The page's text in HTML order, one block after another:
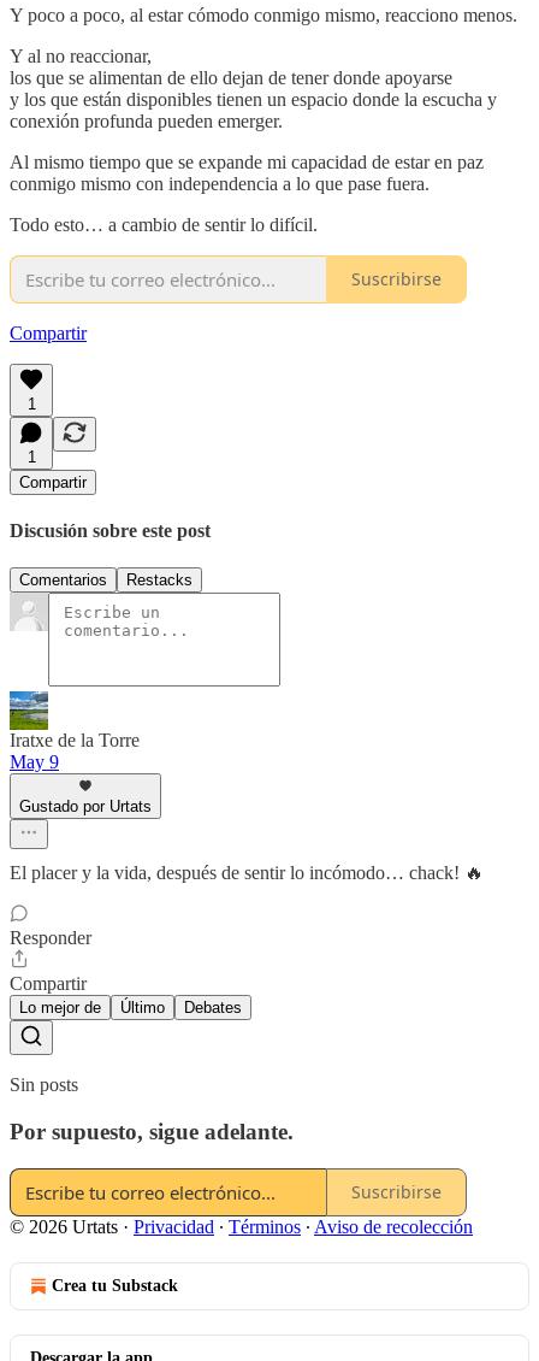
Y poco a poco, al estar cómodo conmigo mismo, reacciono menos.
Y al no reaccionar,
los que se alimentan de ello dejan de tener donde apoyarse
y los que están disponibles tienen un espacio donde la escucha y
conexión profunda pueden emerger.
Al mismo tiempo que se expande mi capacidad de estar en paz
conmigo mismo con independencia a lo que pase fuera.
Todo esto… a cambio de sentir lo difícil.
Suscribirse
Compartir
1
1
Compartir
Discusión sobre este post
Comentarios Restacks
Iratxe de la Torre
May 9
Gustado por Urtats
El placer y la vida, después de sentir lo incómodo… chack! 🔥
Responder
Compartir
Lo mejor de Último Debates
Sin posts
Por supuesto, sigue adelante.
Suscribirse
© 2026 Urtats · Privacidad ∙ Términos ∙ Aviso de recolección
Crea tu Substack
Descargar la app